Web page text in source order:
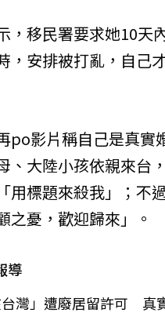
，移民署要求她10天
，安排被打亂，自己
po影片稱自己是真實
、大陸小孩依親來台
用標題來殺我」；不
之憂，歡迎歸來」。
導
灣」遭廢居留許可 真